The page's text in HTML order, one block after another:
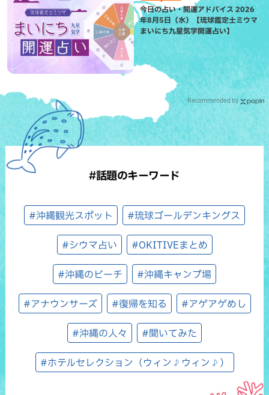
今日の占い・開運アドバイス 2026
年8月5日（水）【琉球鑑定士ミウマ
まいにち九星気学開運占い】
Recommended by
#話題のキーワード
#沖縄観光スポット #琉球ゴールデンキングス
#シウマ占い #OKITIVEまとめ
#沖縄のビーチ #沖縄キャンプ場
#アナウンサーズ #復帰を知る #アゲアゲめし
#沖縄の人々 #聞いてみた
#ホテルセレクション（ウィン♪ウィン♪）